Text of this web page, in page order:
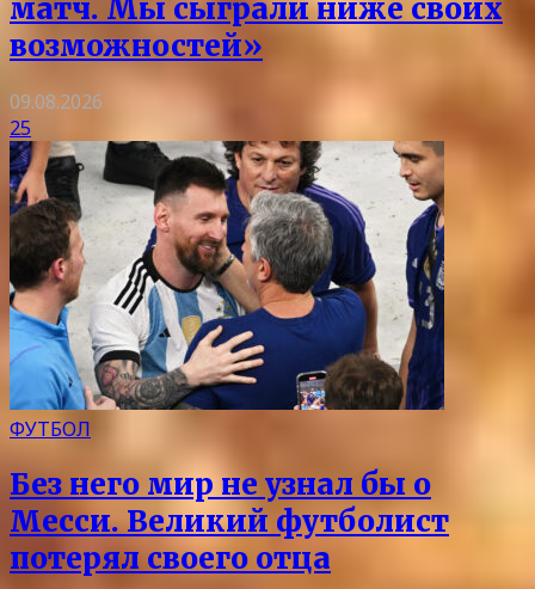
матч. Мы сыграли ниже своих
возможностей»
09.08.2026
25
ФУТБОЛ
Без него мир не узнал бы о
Месси. Великий футболист
потерял своего отца